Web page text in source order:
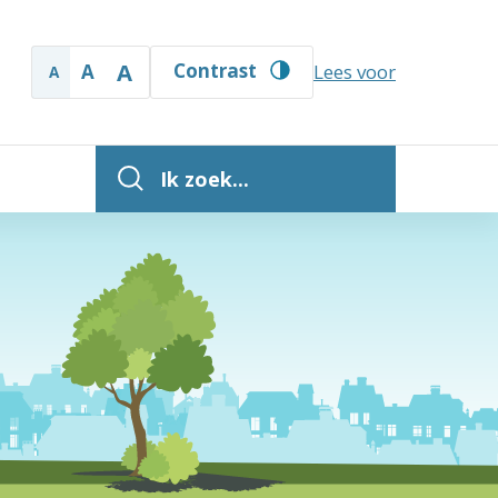
A A A Contrast Lees voor
Ik zoek...